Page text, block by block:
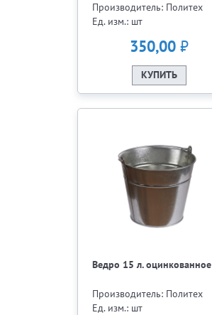
Производитель: Политех
Ед. изм.: шт
350,00₽
КУПИТЬ
Ведро 15 л. оцинкованное
Производитель: Политех
Ед. изм.: шт